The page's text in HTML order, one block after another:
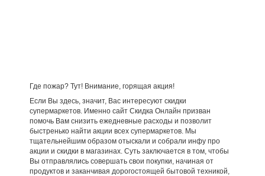
Где пожар? Тут! Внимание, горящая акция!
Если Вы здесь, значит, Вас интересуют скидки
супермаркетов. Именно сайт Скидка Онлайн призван
помочь Вам снизить ежедневные расходы и позволит
быстренько найти акции всех супермаркетов. Мы
тщательнейшим образом отыскали и собрали инфу про
акции и скидки в магазинах. Суть заключается в том, чтобы
Вы отправлялись совершать свои покупки, начиная от
продуктов и заканчивая дорогостоящей бытовой техникой,